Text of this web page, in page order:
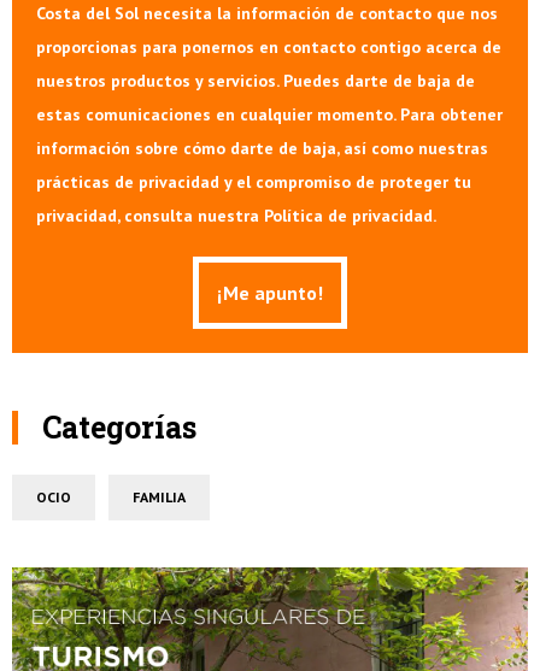
Costa del Sol necesita la información de contacto que nos
proporcionas para ponernos en contacto contigo acerca de
nuestros productos y servicios. Puedes darte de baja de
estas comunicaciones en cualquier momento. Para obtener
información sobre cómo darte de baja, así como nuestras
prácticas de privacidad y el compromiso de proteger tu
privacidad, consulta nuestra Política de privacidad.
Categorías
OCIO FAMILIA